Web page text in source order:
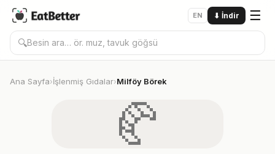
EN ⬇ İndir ☰
🔍
Ana Sayfa›İşlenmiş Gıdalar›Milföy Börek
🥐